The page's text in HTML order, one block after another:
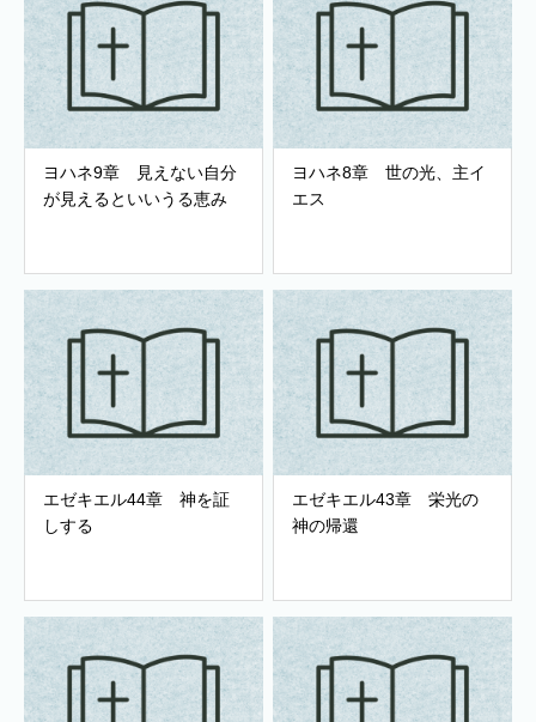
ヨハネ9章 見えない自分
が見えるといいうる恵み
ヨハネ8章 世の光、主イ
エス
エゼキエル44章 神を証
しする
エゼキエル43章 栄光の
神の帰還